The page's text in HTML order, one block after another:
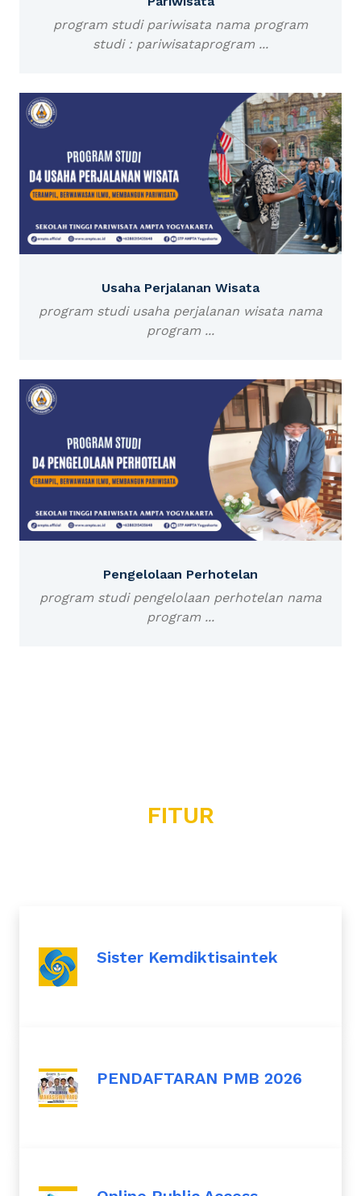
program studi pariwisata nama program
studi : pariwisataprogram ...
Usaha Perjalanan Wisata
program studi usaha perjalanan wisata nama
program ...
Pengelolaan Perhotelan
program studi pengelolaan perhotelan nama
program ...
FITUR
Sister Kemdiktisaintek
PENDAFTARAN PMB 2026